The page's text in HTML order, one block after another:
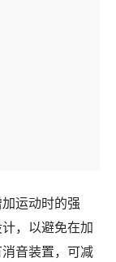
运动时的强
，以避免在加
音装置，可减